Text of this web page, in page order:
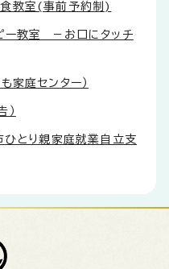
教室(事前予約制)
ー教室 −お口にタッチ
家庭センター）
）
ひとり親家庭就業自立支